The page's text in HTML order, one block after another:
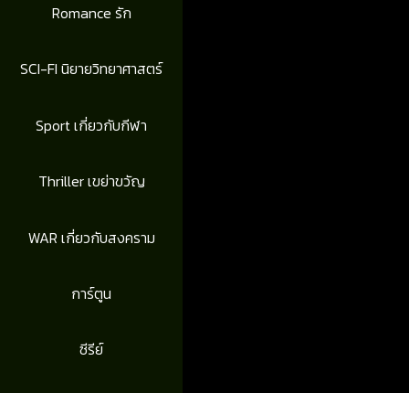
Romance รัก
SCI-FI นิยายวิทยาศาสตร์
Sport เกี่ยวกับกีฬา
Thriller เขย่าขวัญ
WAR เกี่ยวกับสงคราม
การ์ตูน
ซีรีย์